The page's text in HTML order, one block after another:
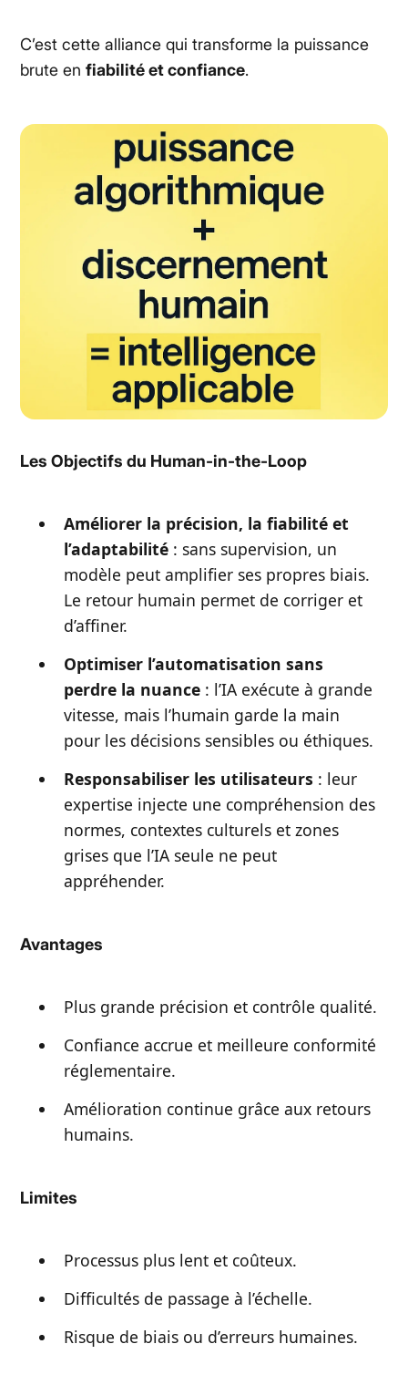
C’est cette alliance qui transforme la puissance
brute enfiabilité et confiance.
Les Objectifs du Human-in-the-Loop
Améliorer la précision, la fiabilité et
l’adaptabilité : sans supervision, un
modèle peut amplifier ses propres biais.
Le retour humain permet de corriger et
d’affiner.
Optimiser l’automatisation sans
perdre la nuance : l’IA exécute à grande
vitesse, mais l’humain garde la main
pour les décisions sensibles ou éthiques.
Responsabiliser les utilisateurs : leur
expertise injecte une compréhension des
normes, contextes culturels et zones
grises que l’IA seule ne peut
appréhender.
Avantages
Plus grande précision et contrôle qualité.
Confiance accrue et meilleure conformité
réglementaire.
Amélioration continue grâce aux retours
humains.
Limites
Processus plus lent et coûteux.
Difficultés de passage à l’échelle.
Risque de biais ou d’erreurs humaines.